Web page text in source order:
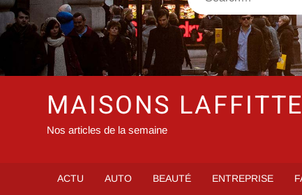
MAISONS LAFFITTE
Nos articles de la semaine
ACTU AUTO BEAUTÉ ENTREPRISE